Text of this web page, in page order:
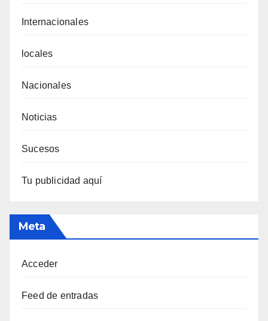
Internacionales
locales
Nacionales
Noticias
Sucesos
Tu publicidad aquí
Meta
Acceder
Feed de entradas